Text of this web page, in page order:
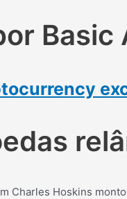
Charles Hoskins